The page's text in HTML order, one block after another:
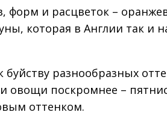
и расцветок –
которая в Англии так и
разнообразных
овощи поскромнее –
оттенком.